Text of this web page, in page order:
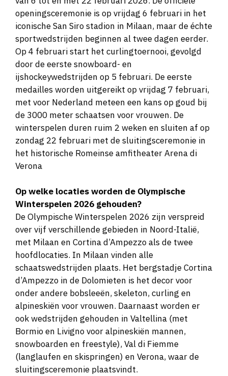
schitteren.
Sebas Diniz (24) 500 meter
Een pure sprinter die het vooral moet
hebben van zijn explosieve start. Hij wordt
steeds gevaarlijker!
Marijke Groenewoud (26)
1500, 3000
meter, massastart en
ploegenachtervolging
Een vol programma voor Groenewoud, die
Spelen. Vier jaar geleden pakte ze brons,
nu is ze klaar voor meer.
Chris Huizinga (28) 5000 meter en
ploegenachtervolging
Maakt zijn olympisch debuut na een
tweede plek op de 5 kilometer tijdens het
kwalificatietoernooi.
Bente Kerkhoff (24) 5000 meter en
massastart
De jongste leerling van coach Jillert
Reist af met veel vertrouwen na drie
gouden medailles op de slotdag van het
EK. Zijn favoriete afstanden zijn de 1000
en 1500 meter.
Melle van ’t Wout (25)
De broer van Jens reist met iets minder
druk af, maar kende ook een goed EK met
brons op de 500 meter.
openingsceremonie is op vrijdag 6 februari in het
iconische San Siro stadion in Milaan, maar de échte
sportwedstrijden beginnen al twee dagen eerder.
Op 4 februari start het curlingtoernooi, gevolgd
door de eerste snowboard- en
ijshockeywedstrijden op 5 februari. De eerste
medailles worden uitgereikt op vrijdag 7 februari,
met voor Nederland meteen een kans op goud bij
de 3000 meter schaatsen voor vrouwen. De
winterspelen duren ruim 2 weken en sluiten af op
zondag 22 februari met de sluitingsceremonie in
het historische Romeinse amfitheater Arena di
Verona
Op welke locaties worden de Olympische
Winterspelen 2026 gehouden?
De Olympische Winterspelen 2026 zijn verspreid
over vijf verschillende gebieden in Noord-Italië,
met Milaan en Cortina d’Ampezzo als de twee
hoofdlocaties. In Milaan vinden alle
schaatswedstrijden plaats. Het bergstadje Cortina
d’Ampezzo in de Dolomieten is het decor voor
onder andere bobsleeën, skeleton, curling en
alpineskiën voor vrouwen. Daarnaast worden er
ook wedstrijden gehouden in Valtellina (met
Bormio en Livigno voor alpineskiën mannen,
snowboarden en freestyle), Val di Fiemme
(langlaufen en skispringen) en Verona, waar de
sluitingsceremonie plaatsvindt.